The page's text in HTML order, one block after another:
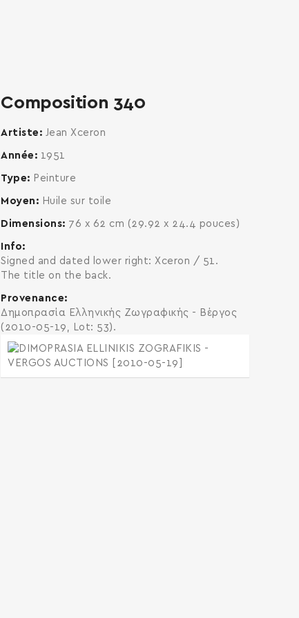
Composition 340
Artiste Jean Xceron
Année 1951
Type Peinture
Moyen Huile sur toile
Dimensions 76 x 62 cm (29.92 x 24.4 pouces)
Info
Signed and dated lower right: Xceron / 51.
The title on the back.
Provenance
Δημοπρασία Ελληνικής Ζωγραφικής - Βέργος
(2010-05-19, Lot: 53).